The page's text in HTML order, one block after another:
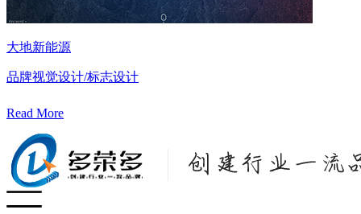
大地新能源
品牌视觉设计/标志设计
Read More